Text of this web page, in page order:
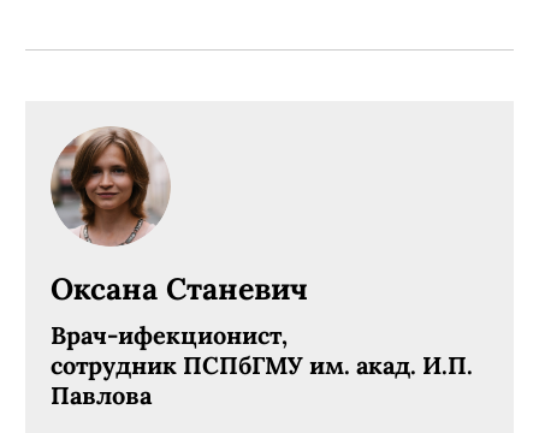
Оксана Станевич
Врач-ифекционист,
сотрудник ПСПбГМУ им. акад. И.П.
Павлова